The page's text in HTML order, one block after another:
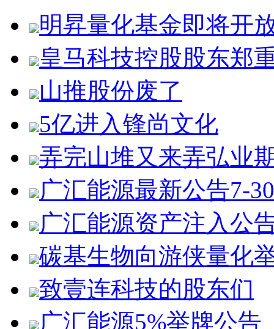
明昇量化基金即将开
皇马科技控股股东郑
山推股份废了
5亿进入锋尚文化
弄完山堆又来弄弘业
广汇能源最新公告7-30
广汇能源资产注入公
碳基生物向游侠量化
致壹连科技的股东们
广汇能源5%举牌公告